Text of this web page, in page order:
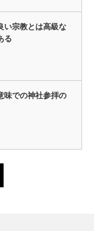
い宗教とは高級な
る
味での神社参拝の